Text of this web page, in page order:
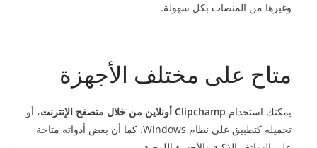
وغيرها من المنصات بكل سهولة.
متاح على مختلف الأجهزة
يمكنك استخدام Clipchamp أونلاين من خلال متصفح الإنترنت
، أو
تحميله كتطبيق على نظام Windows. كما أن بعض أدواته متاحة